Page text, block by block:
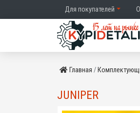
Для покупателей
Главная
JUNIPER